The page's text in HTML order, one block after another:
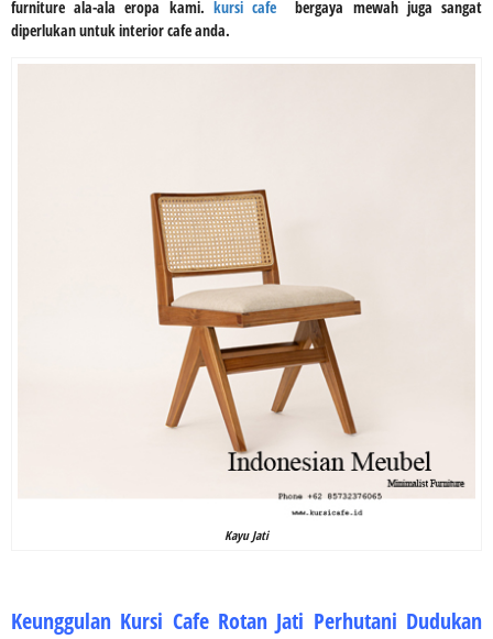
furniture ala-ala eropa kami. kursi cafe bergaya mewah juga sangat
diperlukan untuk interior cafe anda.
Kayu Jati
Keunggulan Kursi Cafe Rotan Jati Perhutani Dudukan